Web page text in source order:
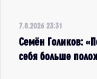
7.8.2026 23:31
Семён Голиков:
себя больше